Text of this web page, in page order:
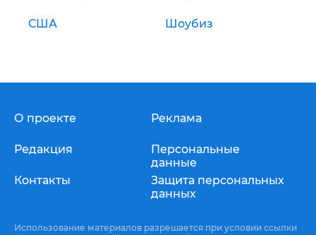
США Шоубиз
О проекте
Редакция
Контакты
Реклама
Персональные
данные
Защита персональных
данных
Использование материалов разрешается при условии ссылки